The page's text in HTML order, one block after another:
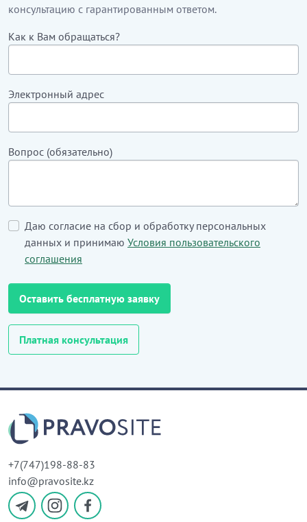
консультацию с гарантированным ответом.
Как к Вам обращаться?
Электронный адрес
Вопрос (обязательно)
Даю согласие на сбор и обработку персональных
данных и принимаю Условия пользовательского
соглашения
Оставить бесплатную заявку
Платная консультация
+7(747)198-88-83
info@pravosite.kz